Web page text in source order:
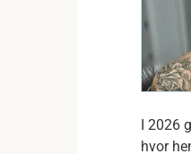
I 2026
hvor